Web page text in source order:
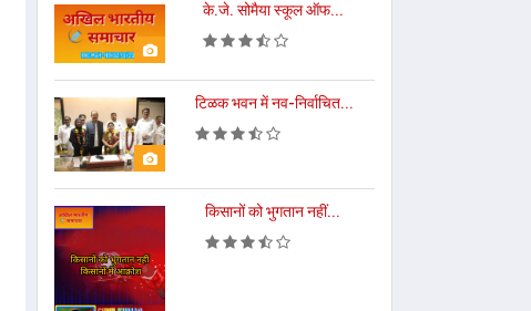
के.जे. सोमैया स्कूल ऑफ...
टिळक भवन में नव-निर्वाचित...
किसानों को भुगतान नहीं...